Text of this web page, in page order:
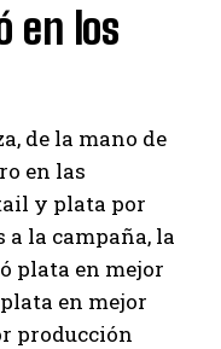
en los
de la mano de
en las
y plata por
a la campaña, la
plata en mejor
en mejor
producción